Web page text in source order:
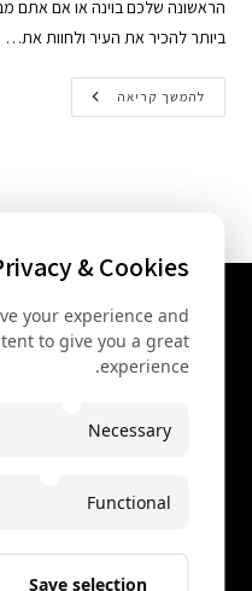
הראשונה שלכם בוינה או אם אתם
ביותר להכיר את העיר ולחוות את…
להמשך קריאה
& Cookies
your experience and
to give you a great
experience.
Necessary
Functional
Save selection